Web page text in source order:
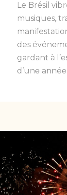
Le Brésil
musiques,
des
gardant à
d’une